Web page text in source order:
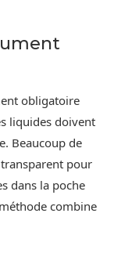
obligatoire
liquides doivent
Beaucoup de
pour
dans la poche
combine